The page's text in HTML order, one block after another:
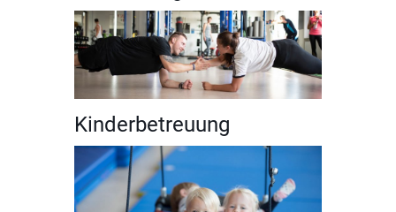
Kinderbetreuung